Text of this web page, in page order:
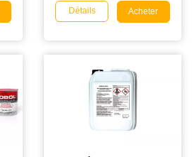
Détails Acheter